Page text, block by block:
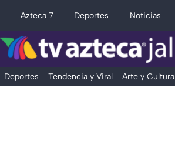
Azteca 7 Deportes Noticias
Deportes Tendencia y Viral Arte y Cultura